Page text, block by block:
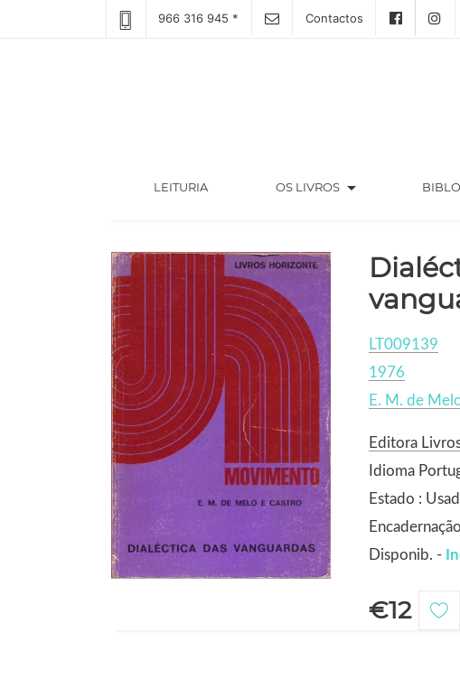
966 316 945 * Contactos
LEITURIA(CURRENT) OS LIVROS arrow_drop_down
LT009139
1976
E. M. de
Editora
Idioma
Estado :
Disponib. -
€12